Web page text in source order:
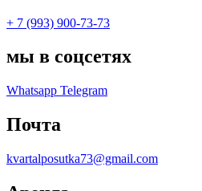
+ 7 (993) 900-73-73
мы в соцсетях
Whatsapp Telegram
Почта
kvartalposutka73@gmail.com